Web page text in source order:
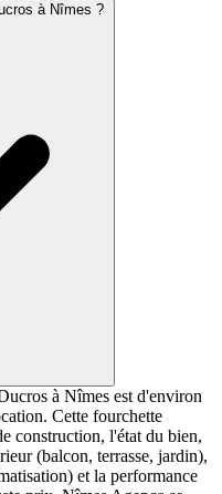
à Nîmes ?
à Nîmes est d'environ
Cette fourchette
construction, l'état du bien,
(balcon, terrasse, jardin),
et la performance